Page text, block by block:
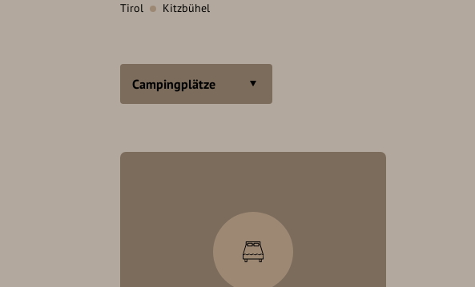
Tirol Kitzbühel
Campingplätze